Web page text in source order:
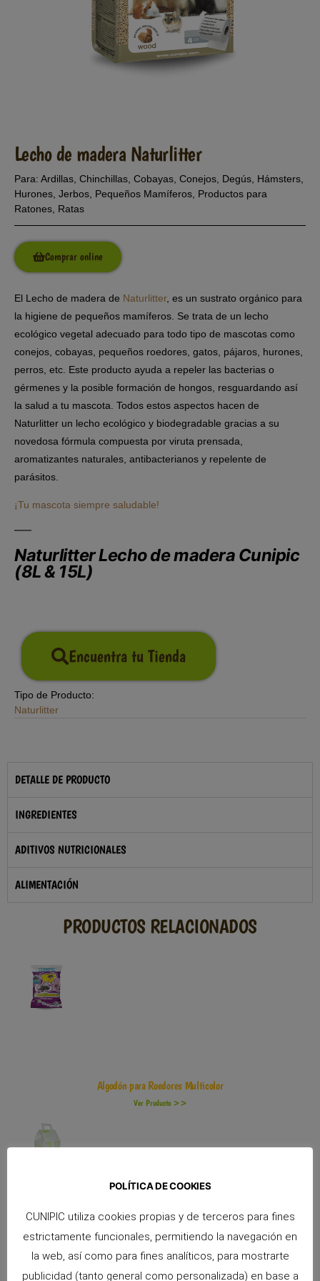
Lecho de madera Naturlitter
Para: Ardillas, Chinchillas, Cobayas, Conejos, Degús, Hámsters,
Hurones, Jerbos, Pequeños Mamíferos, Productos para
Ratones, Ratas
Comprar online
El Lecho de madera de Naturlitter, es un sustrato orgánico para
la higiene de pequeños mamíferos. Se trata de un lecho
ecológico vegetal adecuado para todo tipo de mascotas como
conejos, cobayas, pequeños roedores, gatos, pájaros, hurones,
perros, etc. Este producto ayuda a repeler las bacterias o
gérmenes y la posible formación de hongos, resguardando así
la salud a tu mascota. Todos estos aspectos hacen de
Naturlitter un lecho ecológico y biodegradable gracias a su
novedosa fórmula compuesta por viruta prensada,
aromatizantes naturales, antibacterianos y repelente de
parásitos.
¡Tu mascota siempre saludable!
Naturlitter Lecho de madera Cunipic
(8L & 15L)
Encuentra tu Tienda
Tipo de Producto:
Naturlitter
DETALLE DE PRODUCTO
INGREDIENTES
ADITIVOS NUTRICIONALES
ALIMENTACIÓN
PRODUCTOS RELACIONADOS
Algodón para Roedores Multicolor
Ver Producto >>
Caja Transportín para Hámster
Ver Producto >>
POLÍTICA DE COOKIES
CUNIPIC utiliza cookies propias y de terceros para fines
estrictamente funcionales, permitiendo la navegación en
la web, así como para fines analíticos, para mostrarte
publicidad (tanto general como personalizada) en base a